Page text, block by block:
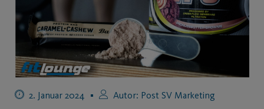
2. Januar 2024 Autor: Post SV Marketing